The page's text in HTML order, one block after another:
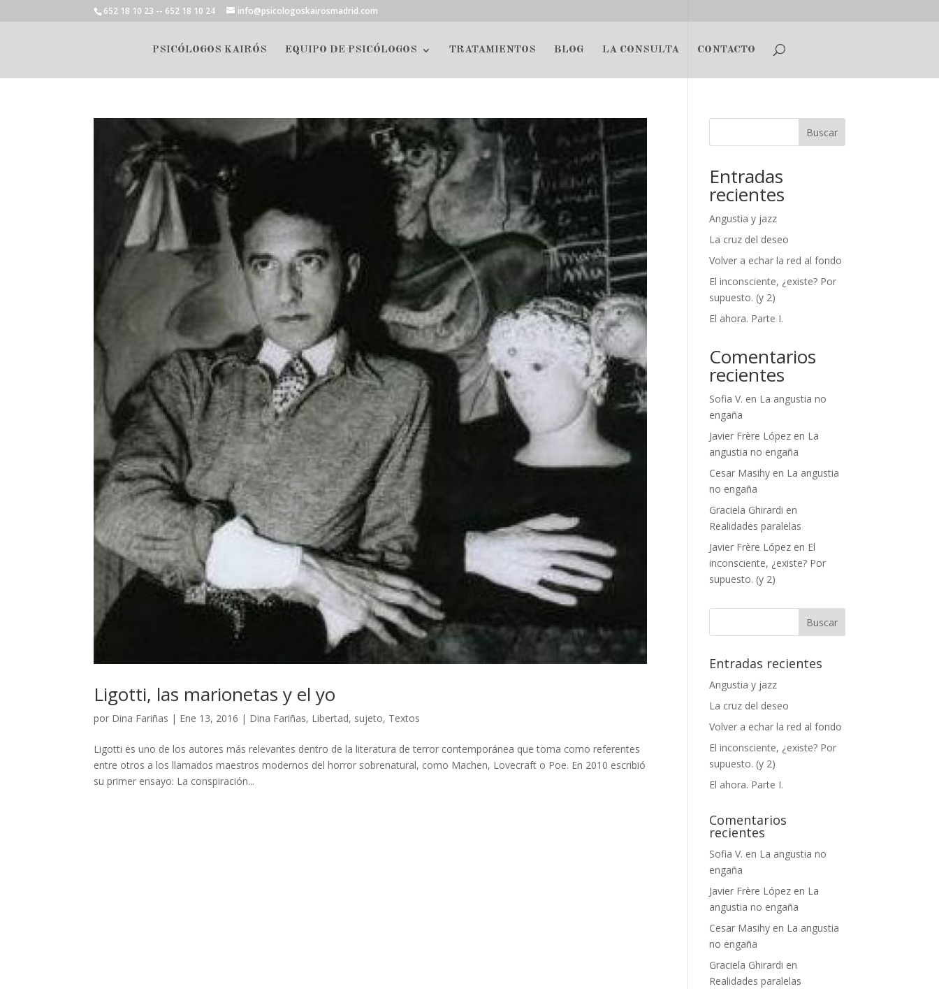
652 18 10 23 -- 652 18 10 24 info@psicologoskairosmadrid.com
PSICÓLOGOS KAIRÓS EQUIPO DE PSICÓLOGOS TRATAMIENTOS BLOG LA CONSULTA CONTACTO
Ligotti, las marionetas y el yo
por Dina Fariñas | Ene 13, 2016 | Dina Fariñas, Libertad, sujeto, Textos
Ligotti es uno de los autores más relevantes dentro de la literatura de terror contemporánea que toma como referentes
entre otros a los llamados maestros modernos del horror sobrenatural, como Machen, Lovecraft o Poe. En 2010 escribió
su primer ensayo: La conspiración...
Buscar
Entradas
recientes
Angustia y jazz
La cruz del deseo
Volver a echar la red al fondo
El inconsciente, ¿existe? Por
supuesto. (y 2)
El ahora. Parte I.
Comentarios
recientes
Sofia V. en La angustia no
engaña
Javier Frère López en La
angustia no engaña
Cesar Masihy en La angustia
no engaña
Graciela Ghirardi en
Realidades paralelas
Javier Frère López en El
inconsciente, ¿existe? Por
supuesto. (y 2)
Entradas recientes
Angustia y jazz
La cruz del deseo
Volver a echar la red al fondo
El inconsciente, ¿existe? Por
supuesto. (y 2)
El ahora. Parte I.
Comentarios
recientes
Sofia V. en La angustia no
engaña
Javier Frère López en La
angustia no engaña
Cesar Masihy en La angustia
no engaña
Graciela Ghirardi en
Realidades paralelas